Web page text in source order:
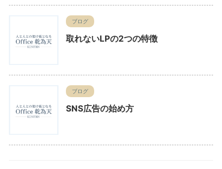
ブログ
取れないLPの2つの特徴
ブログ
SNS広告の始め方